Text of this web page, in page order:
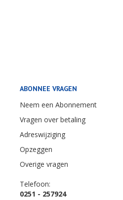
ABONNEE VRAGEN
Neem een Abonnement
Vragen over betaling
Adreswijziging
Opzeggen
Overige vragen
Telefoon:
0251 - 257924